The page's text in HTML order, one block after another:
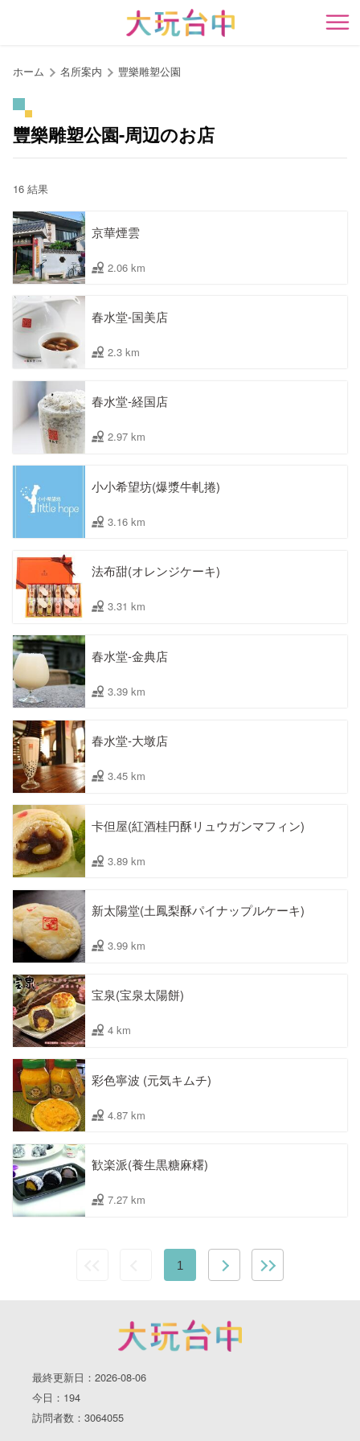
開
ホーム 名所案内 豐樂雕塑公園
豐樂雕塑公園-周辺のお店
16 結果
京華煙雲
2.06 km
春水堂-国美店
2.3 km
春水堂-経国店
2.97 km
小小希望坊(爆漿牛軋捲)
3.16 km
法布甜(オレンジケーキ)
3.31 km
春水堂-金典店
3.39 km
春水堂-大墩店
3.45 km
卡但屋(紅酒桂円酥リュウガンマフィン)
3.89 km
新太陽堂(土鳳梨酥パイナップルケーキ)
3.99 km
宝泉(宝泉太陽餅)
4 km
彩色寧波 (元気キムチ)
4.87 km
歓楽派(養生黒糖麻糬)
7.27 km
1
最終更新日：2026-08-06
今日：194
訪問者数：3064055